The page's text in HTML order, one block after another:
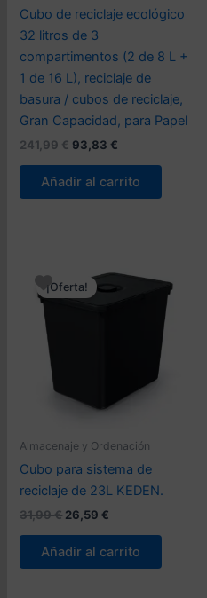
Cubo de reciclaje ecológico
32 litros de 3
compartimentos (2 de 8 L +
1 de 16 L), reciclaje de
basura / cubos de reciclaje,
Gran Capacidad, para Papel
241,99€ El
original
era:
93,83 €
actual
es:
Añadir al carrito
¡Oferta!
Almacenaje y Ordenación
Cubo para sistema de
reciclaje de 23L KEDEN.
31,99€ El
original
era:
26,59 €
actual
es:
Añadir al carrito